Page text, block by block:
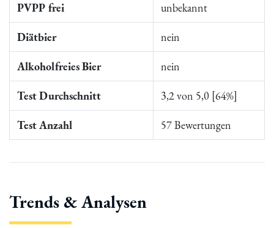
PVPP frei unbekannt
Diätbier nein
Alkoholfreies Bier nein
Test Durchschnitt 3,2 von 5,0 [64%]
Test Anzahl 57 Bewertungen
Trends & Analysen